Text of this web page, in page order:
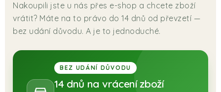
PTÁCI
Nakoupili jste u nás přes e-shop a chcete zboží
vrátit? Máte na to právo do 14 dnů od převzetí —
bez udání důvodu. A je to jednoduché.
BEZ UDÁNÍ DŮVODU
14 dnů na vrácení zboží